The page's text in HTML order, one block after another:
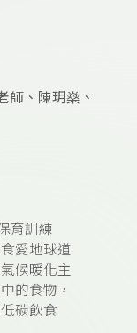
師、陳玥燊、
育訓練
愛地球道
候暖化主
的食物，
碳飲食